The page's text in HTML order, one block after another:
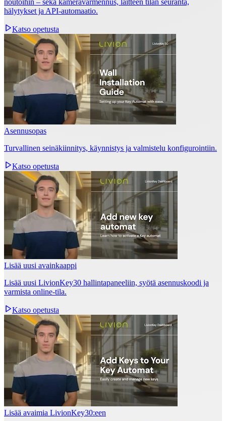
noutoihin – sekä kameravarmennus, laitteen tilan seuranta,
hälytykset ja API‑automaatio.
Katso opetusta
Asennusopas
Turvallinen seinäkiinnitys, käynnistys ja valmistelu konfigurointiin.
Katso opetusta
Lisää uusi avainkaappi
Lisää uusi LivionKey30 hallintapaneeliin, syötä asennuskoodi ja
varmista online‑tila.
Katso opetusta
Lisää avaimia LivionKey30:een